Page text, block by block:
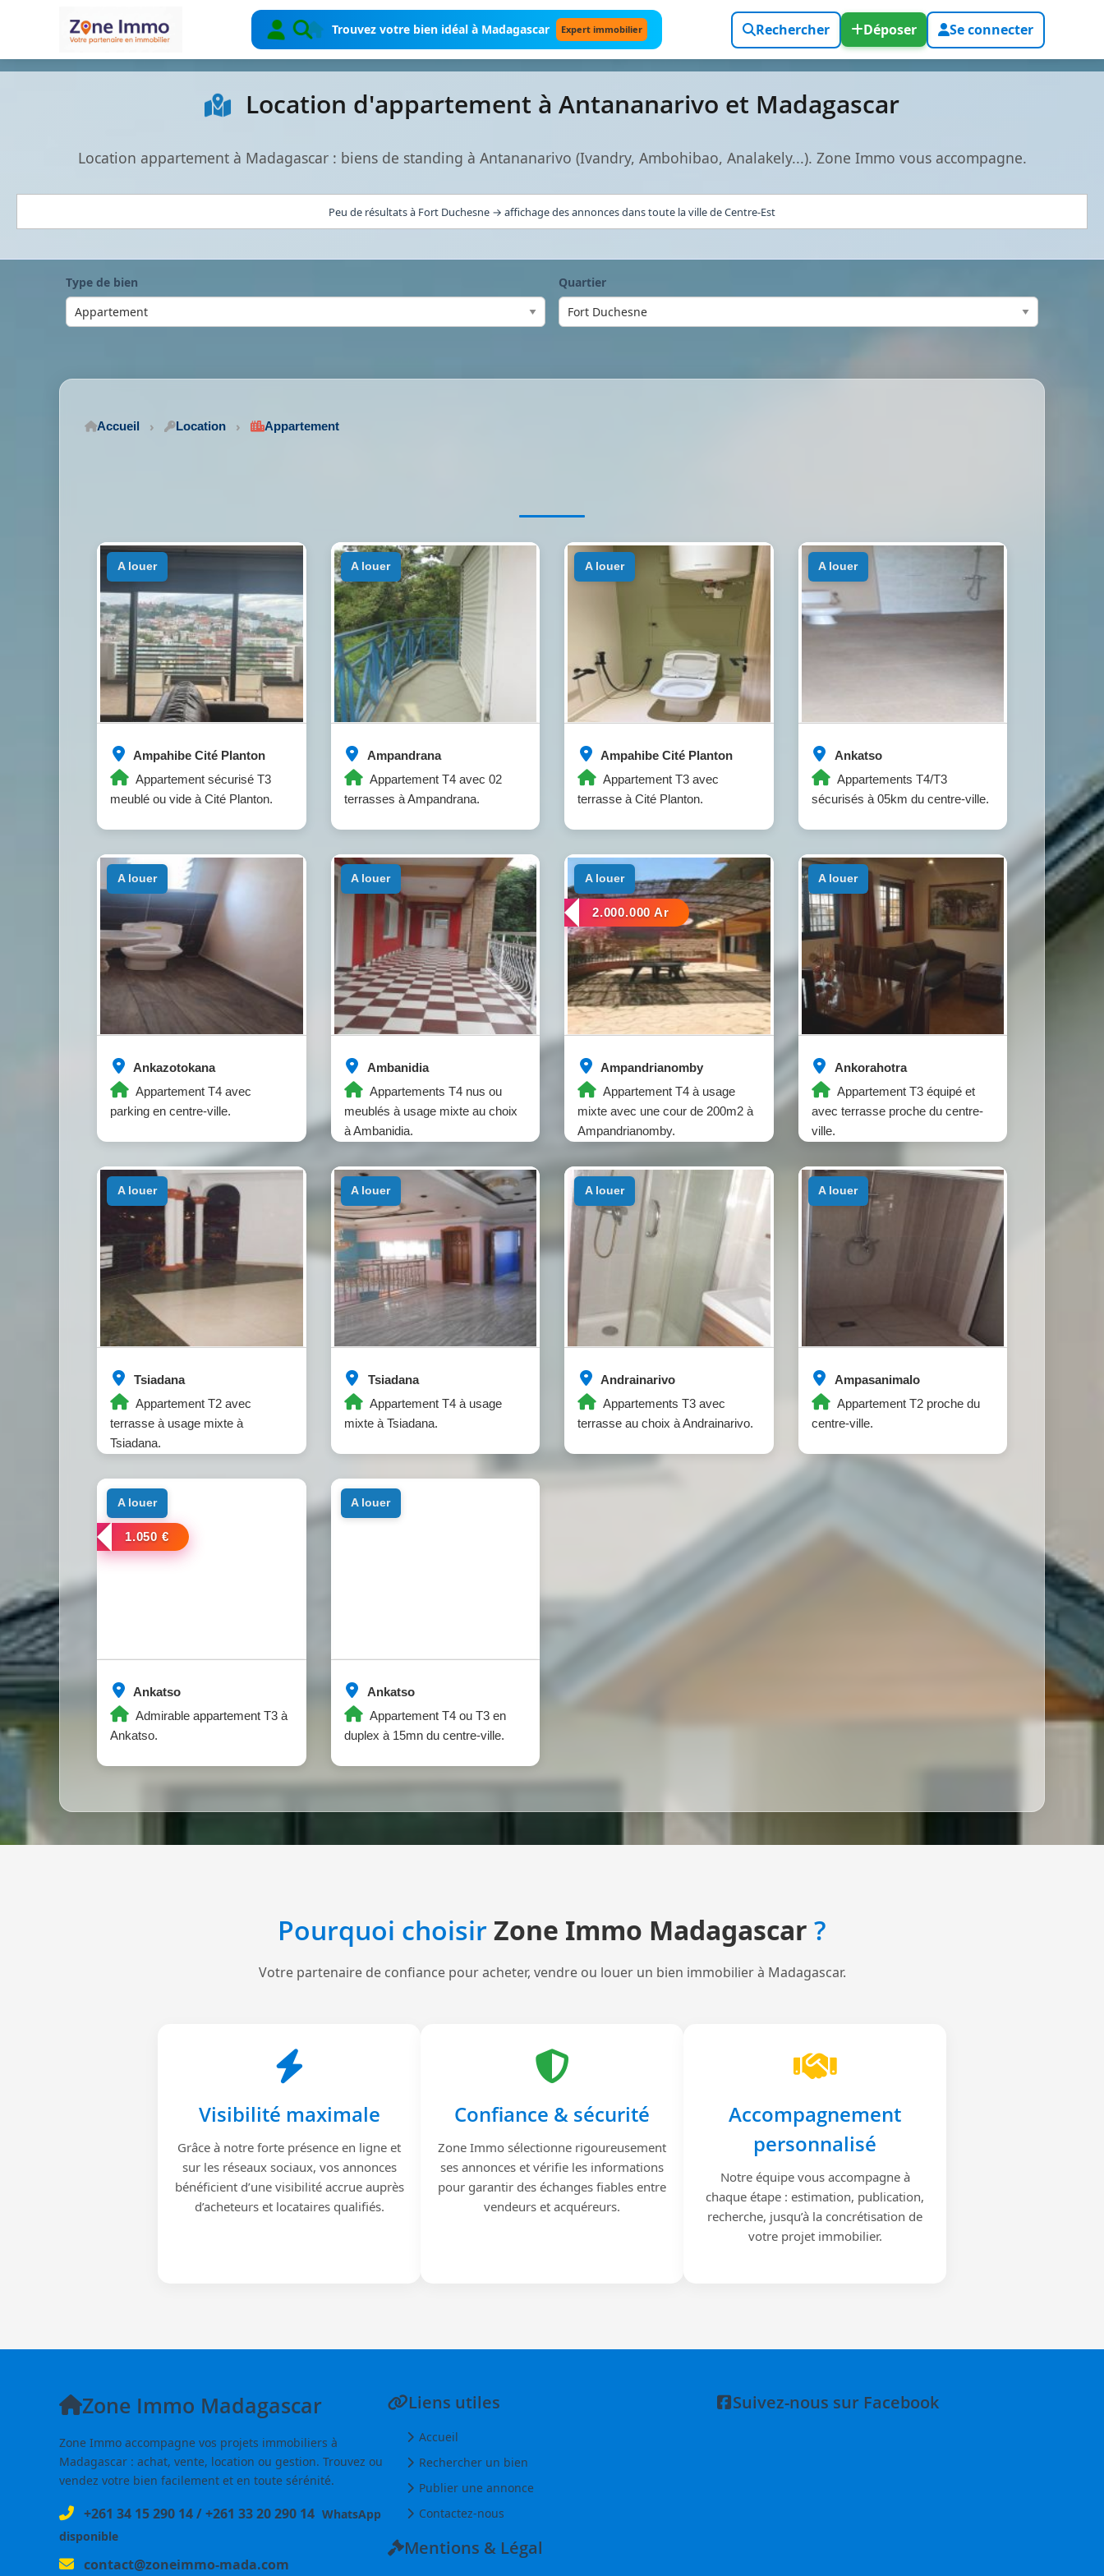
Trouvez votre bien idéal à Madagascar Expert immobilier Rechercher Déposer Se connecter
Location d'appartement à Antananarivo et Madagascar
Location appartement à Madagascar : biens de standing à Antananarivo (Ivandry, Ambohibao, Analakely...). Zone Immo vous accompagne.
Peu de résultats à Fort Duchesne → affichage des annonces dans toute la ville de Centre-Est
Type de bien Quartier
Accueil Location Appartement
Ampahibe Cité Planton
Appartement sécurisé T3
meublé ou vide à Cité Planton.
a louer
Ampandrana
Appartement T4 avec 02
terrasses à Ampandrana.
a louer
Ampahibe Cité Planton
Appartement T3 avec
terrasse à Cité Planton.
a louer
Ankatso
Appartements T4/T3
sécurisés à 05km du centre-ville.
a louer
Ankazotokana
Appartement T4 avec
parking en centre-ville.
a louer
Ambanidia
Appartements T4 nus ou
meublés à usage mixte au choix
à Ambanidia.
a louer
Ampandrianomby
Appartement T4 à usage
mixte avec une cour de 200m2 à
Ampandrianomby.
a louer
2.000.000 Ar
Ankorahotra
Appartement T3 équipé et
avec terrasse proche du centre-
ville.
a louer
Tsiadana
Appartement T2 avec
terrasse à usage mixte à
Tsiadana.
a louer
Tsiadana
Appartement T4 à usage
mixte à Tsiadana.
a louer
Andrainarivo
Appartements T3 avec
terrasse au choix à Andrainarivo.
a louer
Ampasanimalo
Appartement T2 proche du
centre-ville.
a louer
Ankatso
Admirable appartement T3 à
Ankatso.
a louer
1.050 €
Ankatso
Appartement T4 ou T3 en
duplex à 15mn du centre-ville.
a louer
Pourquoi choisirZone Immo Madagascar ?
Votre partenaire de confiance pour acheter, vendre ou louer un bien immobilier à Madagascar.
Visibilité maximale
Grâce à notre forte présence en ligne et
sur les réseaux sociaux, vos annonces
bénéficient d’une visibilité accrue auprès
d’acheteurs et locataires qualifiés.
Confiance & sécurité
Zone Immo sélectionne rigoureusement
ses annonces et vérifie les informations
pour garantir des échanges fiables entre
vendeurs et acquéreurs.
Accompagnement
personnalisé
Notre équipe vous accompagne à
chaque étape : estimation, publication,
recherche, jusqu’à la concrétisation de
votre projet immobilier.
Zone Immo Madagascar
Zone Immo accompagne vos projets immobiliers à
Madagascar : achat, vente, location ou gestion. Trouvez ou
vendez votre bien facilement et en toute sérénité.
+261 34 15 290 14/+261 33 20 290 14 WhatsApp
disponible
contact@zoneimmo-mada.com
Liens utiles
Accueil
Rechercher un bien
Publier une annonce
Contactez-nous
Mentions & Légal
Suivez-nous sur Facebook